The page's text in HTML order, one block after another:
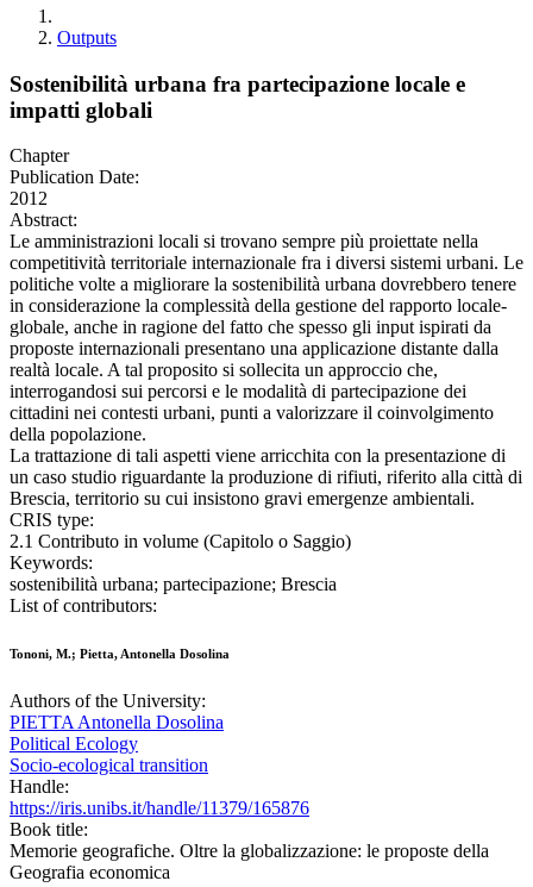
Outputs
Sostenibilità urbana fra partecipazione locale e
impatti globali
Chapter
Publication Date:
2012
Abstract:
Le amministrazioni locali si trovano sempre più proiettate nella
competitività territoriale internazionale fra i diversi sistemi urbani. Le
politiche volte a migliorare la sostenibilità urbana dovrebbero tenere
in considerazione la complessità della gestione del rapporto locale-
globale, anche in ragione del fatto che spesso gli input ispirati da
proposte internazionali presentano una applicazione distante dalla
realtà locale. A tal proposito si sollecita un approccio che,
interrogandosi sui percorsi e le modalità di partecipazione dei
cittadini nei contesti urbani, punti a valorizzare il coinvolgimento
della popolazione.
La trattazione di tali aspetti viene arricchita con la presentazione di
un caso studio riguardante la produzione di rifiuti, riferito alla città di
Brescia, territorio su cui insistono gravi emergenze ambientali.
CRIS type:
2.1 Contributo in volume (Capitolo o Saggio)
Keywords:
sostenibilità urbana; partecipazione; Brescia
List of contributors:
Tononi, M.; Pietta, Antonella Dosolina
Authors of the University:
PIETTA Antonella Dosolina
Political Ecology
Socio-ecological transition
Handle:
https://iris.unibs.it/handle/11379/165876
Book title:
Memorie geografiche. Oltre la globalizzazione: le proposte della
Geografia economica